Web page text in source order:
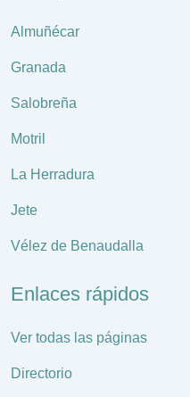
Almuñécar
Granada
Salobreña
Motril
La Herradura
Jete
Vélez de Benaudalla
Enlaces rápidos
Ver todas las páginas
Directorio